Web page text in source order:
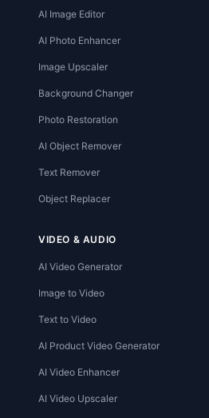
AI Image Editor
AI Photo Enhancer
Image Upscaler
Background Changer
Photo Restoration
AI Object Remover
Text Remover
Object Replacer
VIDEO & AUDIO
AI Video Generator
Image to Video
Text to Video
AI Product Video Generator
AI Video Enhancer
AI Video Upscaler